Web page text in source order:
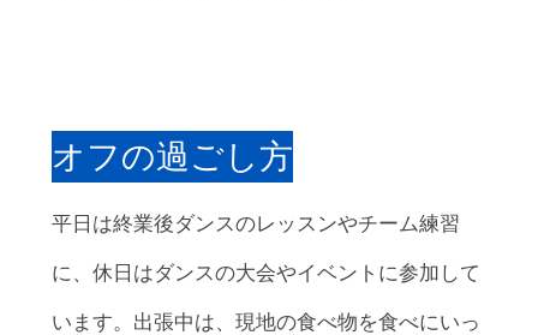
オフの過ごし方
平日は終業後ダンスのレッスンやチーム練習
に、休日はダンスの大会やイベントに参加して
います。出張中は、現地の食べ物を食べにいっ